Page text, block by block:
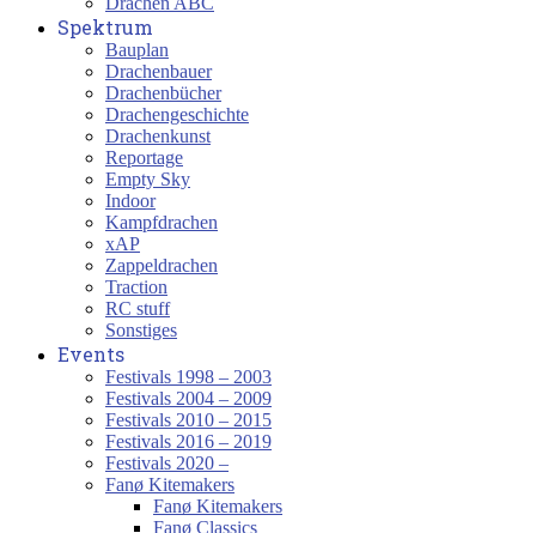
Spektrum
Bauplan
Drachenbauer
Drachenbücher
Drachengeschichte
Drachenkunst
Reportage
Empty Sky
Indoor
Kampfdrachen
xAP
Zappeldrachen
Traction
RC stuff
Sonstiges
Events
Festivals 1998 – 2003
Festivals 2004 – 2009
Festivals 2010 – 2015
Festivals 2016 – 2019
Festivals 2020 –
Fanø Kitemakers
Fanø Kitemakers
Fanø Classics